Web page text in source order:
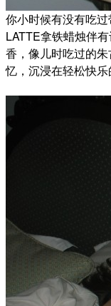
你小时候有没有吃
LATTE拿铁蜡烛伴
香，像儿时吃过的
忆，沉浸在轻松快乐